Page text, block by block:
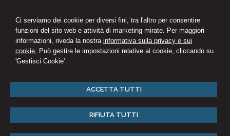
Ci serviamo dei cookie per diversi fini, tra l'altro per consentire
funzioni del sito web e attività di marketing mirate. Per maggiori
informazioni, riveda la nostra informativa sulla privacy e sui
cookie. Può gestire le impostazioni relative ai cookie, cliccando su
'Gestisci Cookie'
ACCETTA TUTTI
RIFIUTA TUTTI